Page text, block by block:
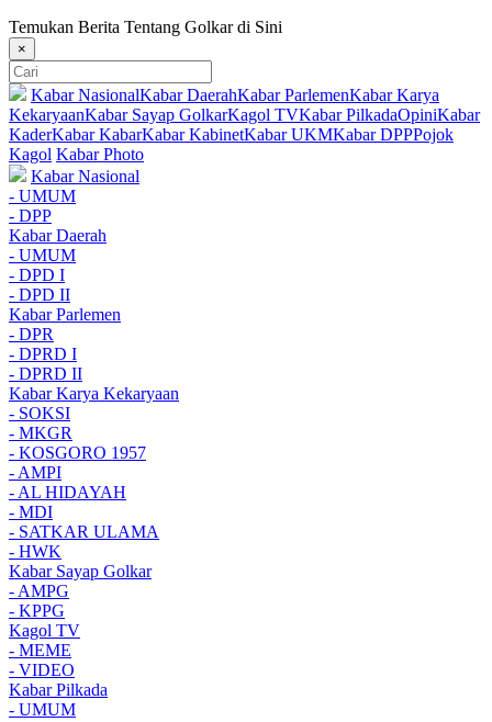
Temukan Berita Tentang Golkar di Sini
×
Kabar NasionalKabar DaerahKabar ParlemenKabar Karya
KekaryaanKabar Sayap GolkarKagol TVKabar PilkadaOpiniKabar
KaderKabar KabarKabar KabinetKabar UKMKabar DPPPojok
Kagol Kabar Photo
Kabar Nasional
- UMUM
- DPP
Kabar Daerah
- UMUM
- DPD I
- DPD II
Kabar Parlemen
- DPR
- DPRD I
- DPRD II
Kabar Karya Kekaryaan
- SOKSI
- MKGR
- KOSGORO 1957
- AMPI
- AL HIDAYAH
- MDI
- SATKAR ULAMA
- HWK
Kabar Sayap Golkar
- AMPG
- KPPG
Kagol TV
- MEME
- VIDEO
Kabar Pilkada
- UMUM